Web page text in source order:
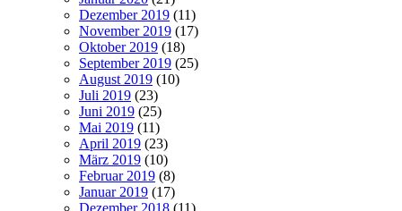
Dezember 2019 (11)
November 2019 (17)
Oktober 2019 (18)
September 2019 (25)
August 2019 (10)
Juli 2019 (23)
Juni 2019 (25)
Mai 2019 (11)
April 2019 (23)
März 2019 (10)
Februar 2019 (8)
Januar 2019 (17)
Dezember 2018 (11)